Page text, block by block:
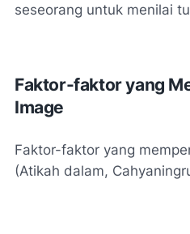
seseorang untuk menilai
Faktor-faktor yang
Image
Faktor-faktor yang
(Atikah dalam,